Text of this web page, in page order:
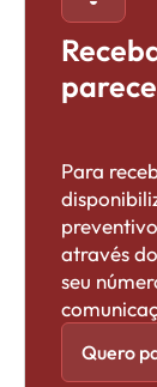
Para
através
seu
Quero